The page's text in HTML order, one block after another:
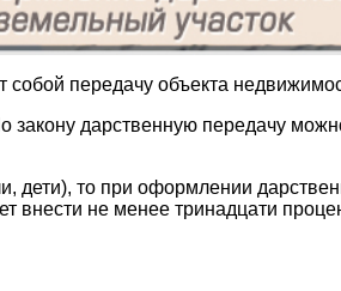
собой передачу объекта
дарственную передачу
дети), то при оформлении
внести не менее тринадцати